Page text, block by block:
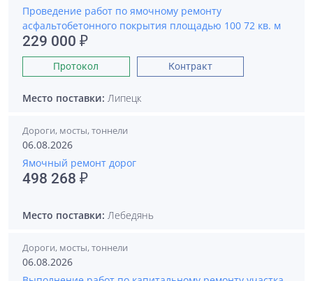
Проведение работ по ямочному ремонту
асфальтобетонного покрытия площадью 100 72 кв. м
229 000 ₽
Протокол Контракт
Место поставки: Липецк
Дороги, мосты, тоннели
06.08.2026
Ямочный ремонт дорог
498 268 ₽
Место поставки: Лебедянь
Дороги, мосты, тоннели
06.08.2026